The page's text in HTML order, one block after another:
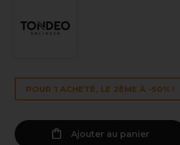
POUR 1 ACHETÉ, LE 2ÈME À -50% !
Ajouter au panier